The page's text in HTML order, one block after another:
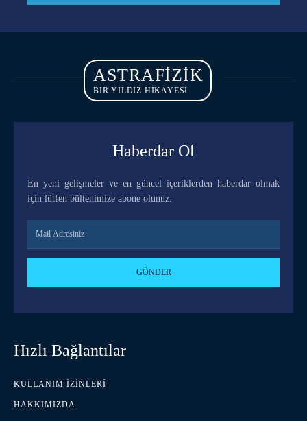
ASTRAFIZIK
BİR YILDIZ HİKAYESİ
Haberdar Ol
En yeni gelişmeler ve en güncel içeriklerden haberdar olmak
için lütfen bültenimize abone olunuz.
GÖNDER
Hızlı Bağlantılar
KULLANIM İZINLERI
HAKKIMIZDA